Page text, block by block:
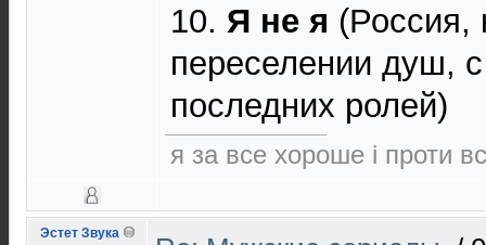
10. Я не я (Россия,
переселении душ,
последних ролей)
я за все хороше і проти
Эстет Звука